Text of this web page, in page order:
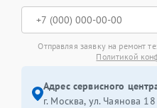
Отправляя заявку на ремонт
Политикой
Адрес сервисного
г. Москва, ул. Чаянова 18